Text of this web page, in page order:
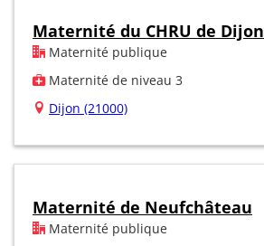
Maternité du CHRU de Dijon
Maternité publique
Maternité de niveau 3
Dijon (21000)
Maternité de Neufchâteau
Maternité publique